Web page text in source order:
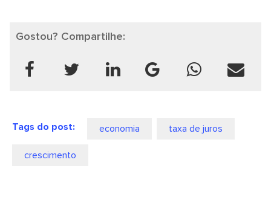
Gostou? Compartilhe:
Tags do post: economia taxa de juros
crescimento